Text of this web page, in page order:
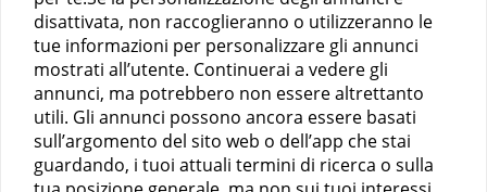
disattivata, non raccoglieranno o utilizzeranno le
tue informazioni per personalizzare gli annunci
mostrati all’utente. Continuerai a vedere gli
annunci, ma potrebbero non essere altrettanto
utili. Gli annunci possono ancora essere basati
sull’argomento del sito web o dell’app che stai
guardando, i tuoi attuali termini di ricerca o sulla